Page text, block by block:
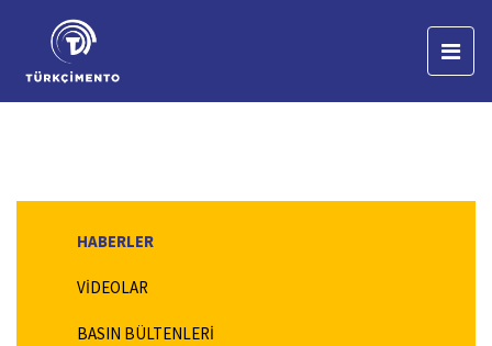
HABERLER
VİDEOLAR
BASIN BÜLTENLERİ